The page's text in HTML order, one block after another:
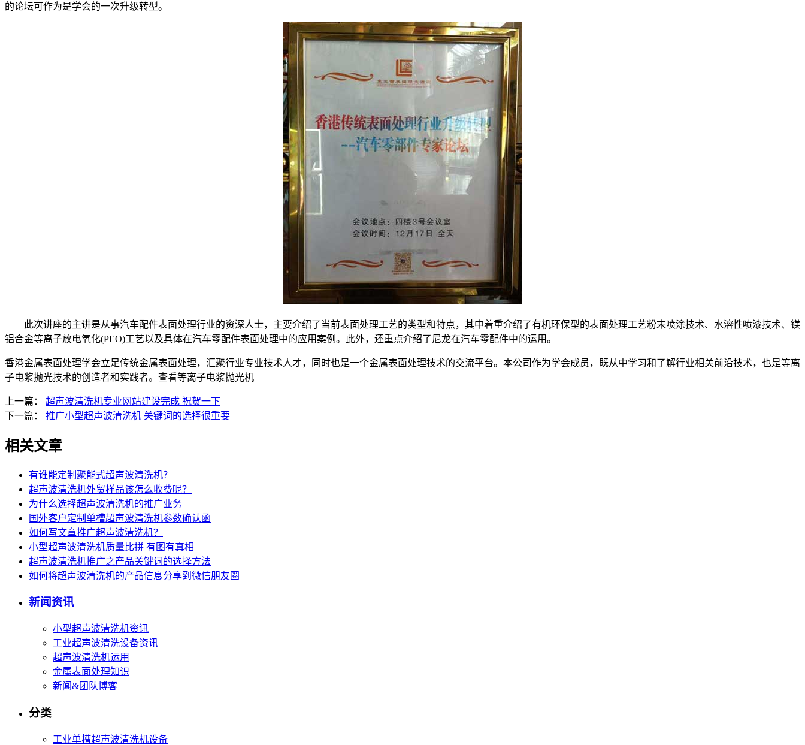
的论坛可作为是学会的一次升级转型。
此次讲座的主讲是从事汽车配件表面处理行业的资深人士，主要介绍了当前表面处理工艺的类型和特点，其中着重介绍了有机环保型的表面处理工艺粉末喷涂技术、水溶性喷漆技术、镁
铝合金等离子放电氧化(PEO)工艺以及具体在汽车零配件表面处理中的应用案例。此外，还重点介绍了尼龙在汽车零配件中的运用。
香港金属表面处理学会立足传统金属表面处理，汇聚行业专业技术人才，同时也是一个金属表面处理技术的交流平台。本公司作为学会成员，既从中学习和了解行业相关前沿技术，也是等离
子电浆抛光技术的创造者和实践者。查看等离子电浆抛光机
上一篇： 超声波清洗机专业网站建设完成 祝贺一下
下一篇： 推广小型超声波清洗机 关键词的选择很重要
相关文章
有谁能定制聚能式超声波清洗机？
超声波清洗机外贸样品该怎么收费呢？
为什么选择超声波清洗机的推广业务
国外客户定制单槽超声波清洗机参数确认函
如何写文章推广超声波清洗机？
小型超声波清洗机质量比拼 有图有真相
超声波清洗机推广之产品关键词的选择方法
如何将超声波清洗机的产品信息分享到微信朋友圈
新闻资讯
小型超声波清洗机资讯
工业超声波清洗设备资讯
超声波清洗机运用
金属表面处理知识
新闻&团队博客
分类
工业单槽超声波清洗机设备